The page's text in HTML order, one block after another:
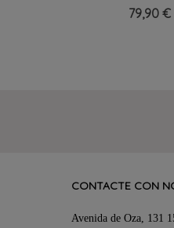
Medio Celia79,90 €
CONTACTE CON
Avenida de Oza, 131